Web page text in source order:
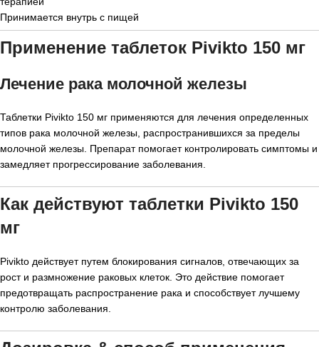
Принимается внутрь с пищей
Применение таблеток Pivikto 150 мг
Лечение рака молочной железы
Таблетки Pivikto 150 мг применяются для лечения определенных
типов рака молочной железы, распространившихся за пределы
молочной железы. Препарат помогает контролировать симптомы и
замедляет прогрессирование заболевания.
Как действуют таблетки Pivikto 150
мг
Pivikto действует путем блокирования сигналов, отвечающих за
рост и размножение раковых клеток. Это действие помогает
предотвращать распространение рака и способствует лучшему
контролю заболевания.